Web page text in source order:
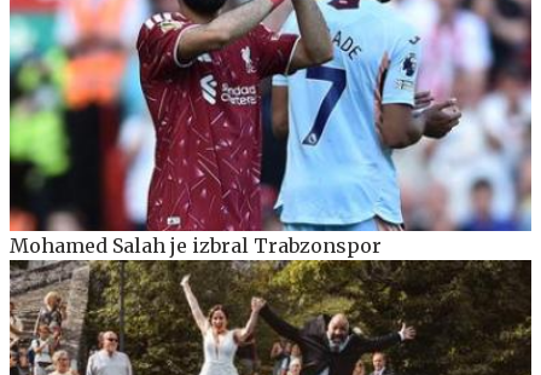
Mohamed Salah je izbral Trabzonspor